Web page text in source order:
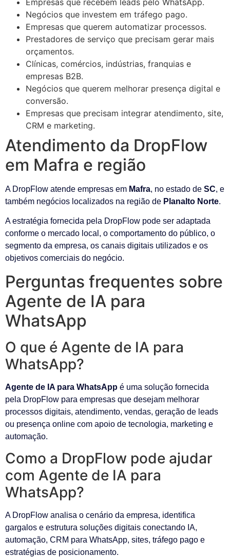
Negócios que investem em tráfego pago.
Empresas que querem automatizar processos.
Prestadores de serviço que precisam gerar mais
orçamentos.
Clínicas, comércios, indústrias, franquias e
empresas B2B.
Negócios que querem melhorar presença digital e
conversão.
Empresas que precisam integrar atendimento, site,
CRM e marketing.
Atendimento da DropFlow
em Mafra e região
A DropFlow atende empresas em Mafra, no estado de SC, e
também negócios localizados na região de Planalto Norte.
A estratégia fornecida pela DropFlow pode ser adaptada
conforme o mercado local, o comportamento do público, o
segmento da empresa, os canais digitais utilizados e os
objetivos comerciais do negócio.
Perguntas frequentes sobre
Agente de IA para
WhatsApp
O que é Agente de IA para
WhatsApp?
Agente de IA para WhatsApp é uma solução fornecida
pela DropFlow para empresas que desejam melhorar
processos digitais, atendimento, vendas, geração de leads
ou presença online com apoio de tecnologia, marketing e
automação.
Como a DropFlow pode ajudar
com Agente de IA para
WhatsApp?
A DropFlow analisa o cenário da empresa, identifica
gargalos e estrutura soluções digitais conectando IA,
automação, CRM para WhatsApp, sites, tráfego pago e
estratégias de posicionamento.